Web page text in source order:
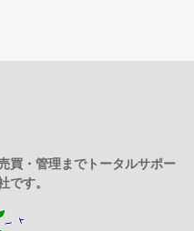
買・管理までトータルサポー
です。